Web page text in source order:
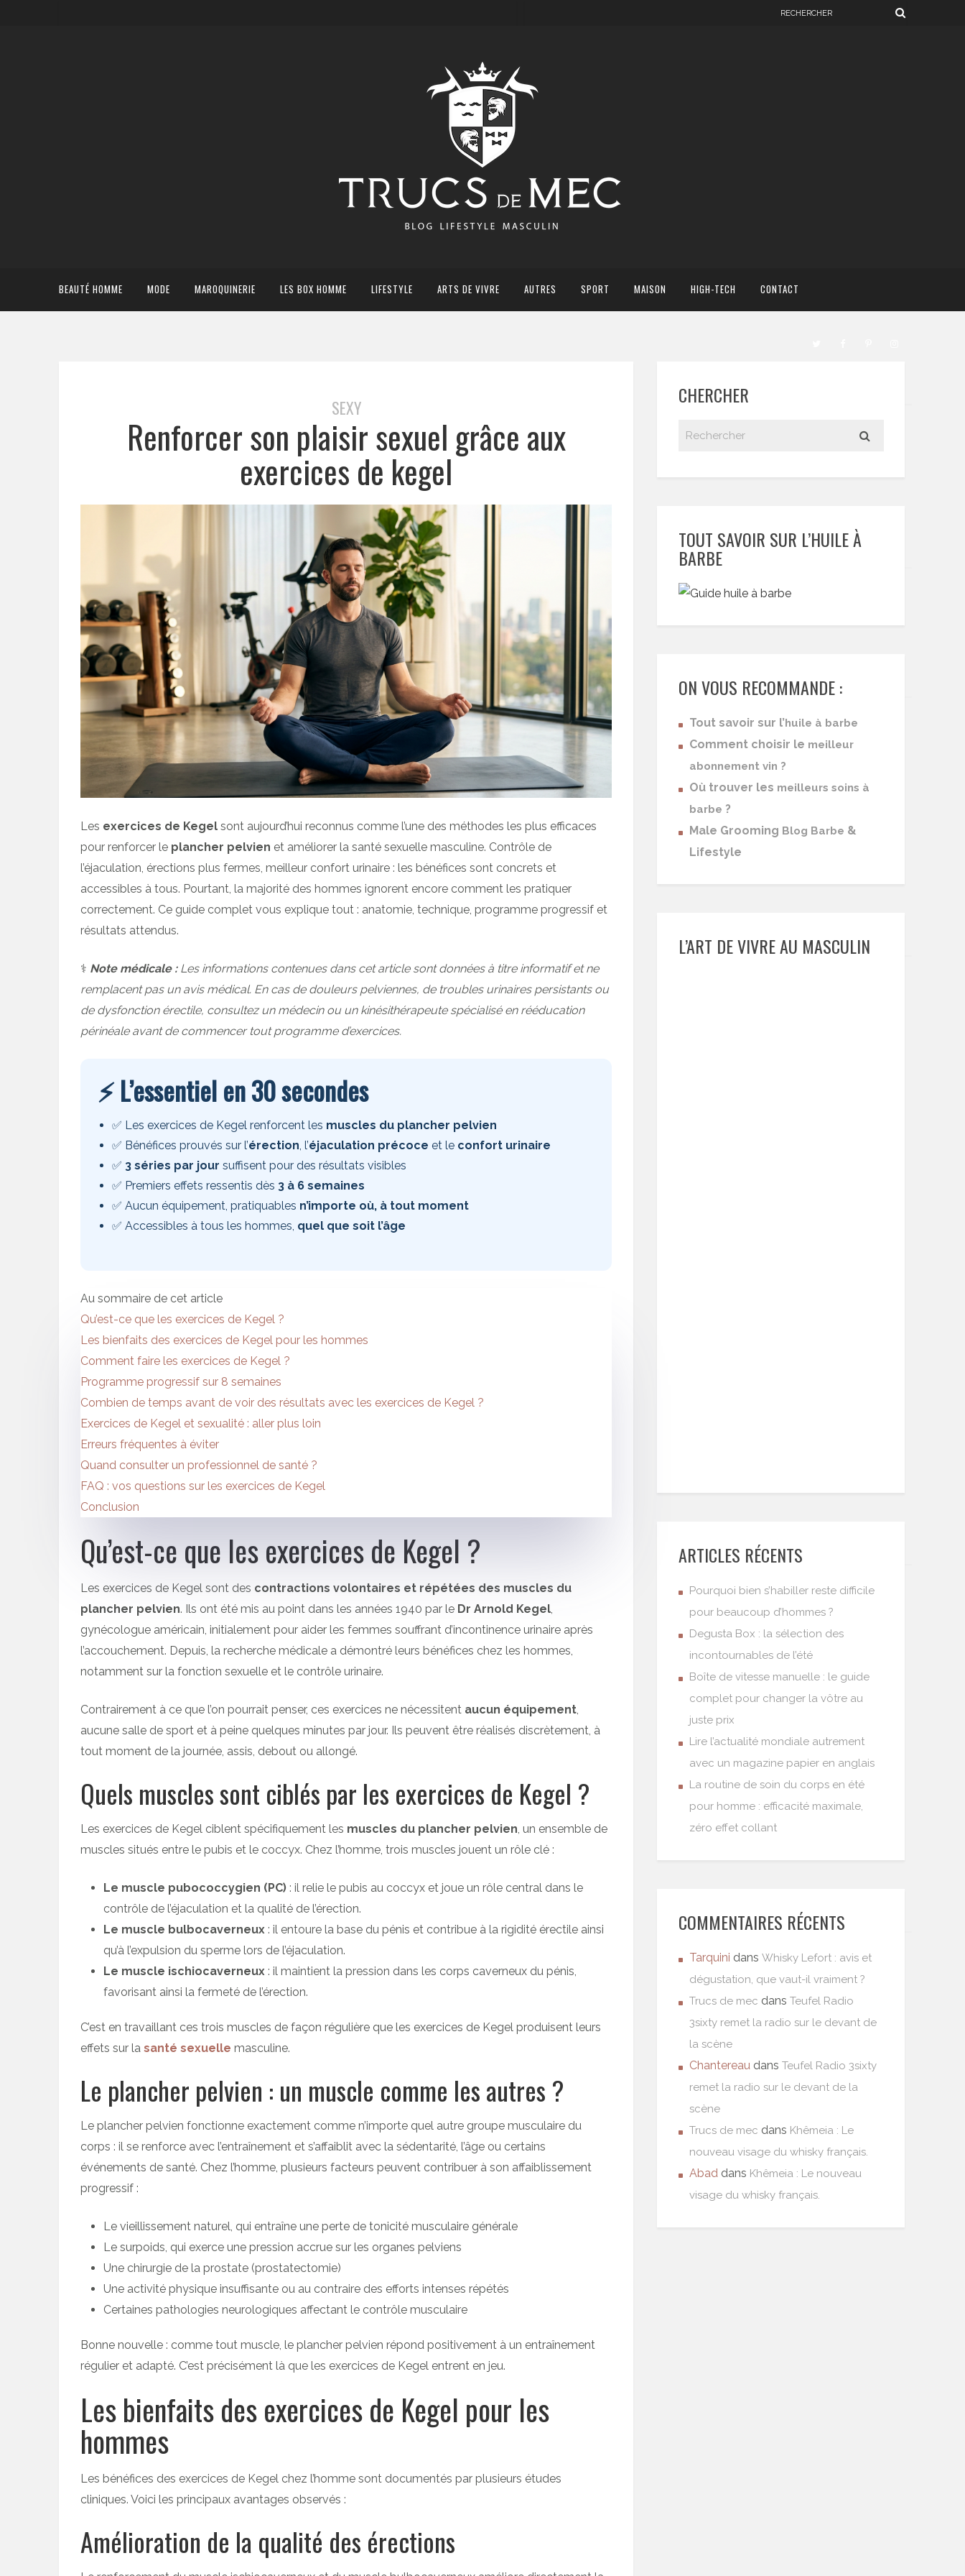
BEAUTÉ HOMME MODE MAROQUINERIE LES BOX HOMME LIFESTYLE ARTS DE VIVRE AUTRES SPORT MAISON HIGH-TECH CONTACT
SEXY
Renforcer son plaisir sexuel grâce aux
exercices de kegel
Les exercices de Kegel sont aujourd’hui reconnus comme l’une des méthodes les plus efficaces
pour renforcer le plancher pelvien et améliorer la santé sexuelle masculine. Contrôle de
l’éjaculation, érections plus fermes, meilleur confort urinaire : les bénéfices sont concrets et
accessibles à tous. Pourtant, la majorité des hommes ignorent encore comment les pratiquer
correctement. Ce guide complet vous explique tout : anatomie, technique, programme progressif et
résultats attendus.
⚕️ Note médicale :Les informations contenues dans cet article sont données à titre informatif et ne
remplacent pas un avis médical. En cas de douleurs pelviennes, de troubles urinaires persistants ou
de dysfonction érectile, consultez un médecin ou un kinésithérapeute spécialisé en rééducation
périnéale avant de commencer tout programme d’exercices.
⚡ L’essentiel en 30 secondes
✅ Les exercices de Kegel renforcent les muscles du plancher pelvien
✅ Bénéfices prouvés sur l’érection , l’éjaculation précoce et le confort urinaire
✅ 3 séries par jour suffisent pour des résultats visibles
✅ Premiers effets ressentis dès 3 à 6 semaines
✅ Aucun équipement, pratiquables n’importe où, à tout moment
✅ Accessibles à tous les hommes, quel que soit l’âge
Au sommaire de cet article
Qu’est-ce que les exercices de Kegel ?
Les bienfaits des exercices de Kegel pour les hommes
Comment faire les exercices de Kegel ?
Programme progressif sur 8 semaines
Combien de temps avant de voir des résultats avec les exercices de Kegel ?
Exercices de Kegel et sexualité : aller plus loin
Erreurs fréquentes à éviter
Quand consulter un professionnel de santé ?
FAQ : vos questions sur les exercices de Kegel
Conclusion
Qu’est-ce que les exercices de Kegel ?
Les exercices de Kegel sont des contractions volontaires et répétées des muscles du
plancher pelvien. Ils ont été mis au point dans les années 1940 par le Dr Arnold Kegel
gynécologue américain, initialement pour aider les femmes souffrant d’incontinence urinaire après
l’accouchement. Depuis, la recherche médicale a démontré leurs bénéfices chez les hommes,
notamment sur la fonction sexuelle et le contrôle urinaire.
Contrairement à ce que l’on pourrait penser, ces exercices ne nécessitent aucun équipement
aucune salle de sport et à peine quelques minutes par jour. Ils peuvent être réalisés discrètement, à
tout moment de la journée, assis, debout ou allongé.
Quels muscles sont ciblés par les exercices de Kegel ?
Les exercices de Kegel ciblent spécifiquement les muscles du plancher pelvien , un ensemble de
muscles situés entre le pubis et le coccyx. Chez l’homme, trois muscles jouent un rôle clé :
Le muscle pubococcygien (PC) : il relie le pubis au coccyx et joue un rôle central dans le
contrôle de l’éjaculation et la qualité de l’érection.
Le muscle bulbocaverneux : il entoure la base du pénis et contribue à la rigidité érectile ainsi
qu’à l’expulsion du sperme lors de l’éjaculation.
Le muscle ischiocaverneux : il maintient la pression dans les corps caverneux du pénis,
favorisant ainsi la fermeté de l’érection.
C’est en travaillant ces trois muscles de façon régulière que les exercices de Kegel produisent leurs
effets sur la santé sexuelle masculine.
Le plancher pelvien : un muscle comme les autres ?
Le plancher pelvien fonctionne exactement comme n’importe quel autre groupe musculaire du
corps : il se renforce avec l’entraînement et s’affaiblit avec la sédentarité, l’âge ou certains
événements de santé. Chez l’homme, plusieurs facteurs peuvent contribuer à son affaiblissement
progressif :
Le vieillissement naturel, qui entraîne une perte de tonicité musculaire générale
Le surpoids, qui exerce une pression accrue sur les organes pelviens
Une chirurgie de la prostate (prostatectomie)
Une activité physique insuffisante ou au contraire des efforts intenses répétés
Certaines pathologies neurologiques affectant le contrôle musculaire
Bonne nouvelle : comme tout muscle, le plancher pelvien répond positivement à un entraînement
régulier et adapté. C’est précisément là que les exercices de Kegel entrent en jeu.
Les bienfaits des exercices de Kegel pour les
hommes
Les bénéfices des exercices de Kegel chez l’homme sont documentés par plusieurs études
cliniques. Voici les principaux avantages observés :
Amélioration de la qualité des érections
CHERCHER
TOUT SAVOIR SUR L’HUILE À
BARBE
ON VOUS RECOMMANDE :
Tout savoir sur l’huile à barbe
Comment choisir le meilleur
abonnement vin ?
Où trouver les meilleurs soins à
barbe ?
Male Grooming Blog Barbe &
Lifestyle
L’ART DE VIVRE AU MASCULIN
ARTICLES RÉCENTS
Pourquoi bien s’habiller reste difficile
pour beaucoup d’hommes ?
Degusta Box : la sélection des
incontournables de l’été
Boîte de vitesse manuelle : le guide
complet pour changer la vôtre au
juste prix
Lire l’actualité mondiale autrement
avec un magazine papier en anglais
La routine de soin du corps en été
pour homme : efficacité maximale,
zéro effet collant
COMMENTAIRES RÉCENTS
Tarquini dans Whisky Lefort : avis et
dégustation, que vaut-il vraiment ?
Trucs de mec dans Teufel Radio
3sixty remet la radio sur le devant de
la scène
Chantereau dans Teufel Radio 3sixty
remet la radio sur le devant de la
scène
Trucs de mec dans Khêmeia : Le
nouveau visage du whisky français.
Abad dans Khêmeia : Le nouveau
visage du whisky français.